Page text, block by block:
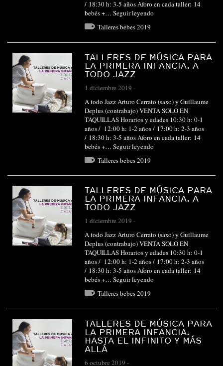
/ 18:30 h: 3-5 años Aforo en cada taller: 14
bebés +… Seguir leyendo
Talleres bebes 2019
TALLERES DE MÚSICA PARA
LA PRIMERA INFANCIA. A
TODO JAZZ
1 diciembre 2019 -
A todo Jazz Arturo Cerrato (saxo) y Guillaume
Deplus (contrabajo) VENTA SOLO EN
TAQUILLAS Horarios y edades 10:30 h: 0-1
años / 12:00 h: 1-2 años / 17:00 h: 2-3 años
/ 18:30 h: 3-5 años Aforo en cada taller: 14
bebés +… Seguir leyendo
Talleres bebes 2019
TALLERES DE MÚSICA PARA
LA PRIMERA INFANCIA. A
TODO JAZZ
1 diciembre 2019 -
A todo Jazz Arturo Cerrato (saxo) y Guillaume
Deplus (contrabajo) VENTA SOLO EN
TAQUILLAS Horarios y edades 10:30 h: 0-1
años / 12:00 h: 1-2 años / 17:00 h: 2-3 años
/ 18:30 h: 3-5 años Aforo en cada taller: 14
bebés +… Seguir leyendo
Talleres bebes 2019
TALLERES DE MÚSICA PARA
LA PRIMERA INFANCIA.
HASTA EL INFINITO Y MÁS
ALLÁ
6 octubre 2019 -